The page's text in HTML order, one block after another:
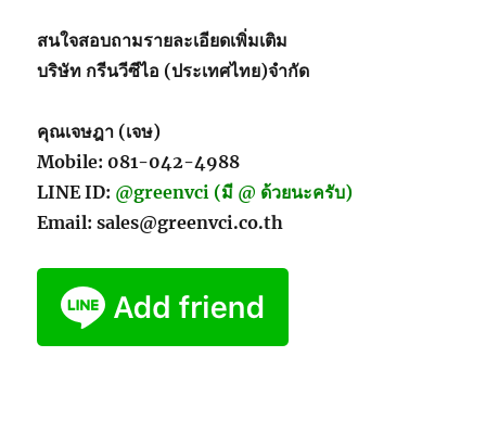
สนใจสอบถามรายละเอียดเพิ่มเติม
บริษัท กรีนวีซีไอ (ประเทศไทย)จำกัด
คุณเจษฎา (เจษ)
Mobile: 081-042-4988
LINE ID: @greenvci (มี @ ด้วยนะครับ)
Email: sales@greenvci.co.th